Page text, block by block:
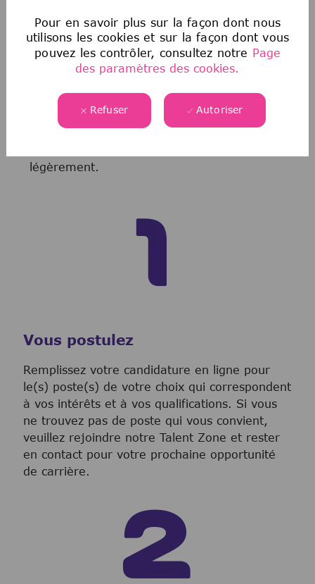
Pour en savoir plus sur la façon dont nous
utilisons les cookies et sur la façon dont vous
pouvez les contrôler, consultez notre Page
des paramètres des cookies.
Refuser Autoriser
consulter les informations suivantesici .
NOTRE PROCESSUS DE
RECRUTEMENT
légèrement.
Vous postulez
Remplissez votre candidature en ligne pour
le(s) poste(s) de votre choix qui correspondent
à vos intérêts et à vos qualifications. Si vous
ne trouvez pas de poste qui vous convient,
veuillez rejoindre notre Talent Zone et rester
en contact pour votre prochaine opportunité
de carrière.